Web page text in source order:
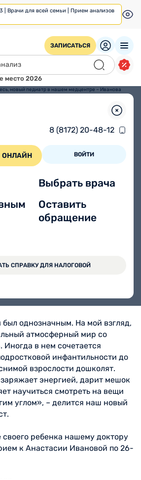
| Врачи для всей семьи | Прием анализов
ЗАПИСАТЬСЯ
место 2026
8 (8172) 20-48-12
ОНЛАЙН ВОЙТИ
Выбрать врача
Оставить
обращение
СПРАВКУ ДЛЯ НАЛОГОВОЙ
новый педиатр в нашем медцентре – Иванова
новый
медцентре
в 2019 году закончила
медицинский
«Педиатрия». Вот
любовью и вниманием
ребенку.
– важная часть работы нашего
Алексеевна также
детской гастроэнтерологии,
и лечении инфекционных
однозначным. На мой взгляд,
атмосферный мир со
в нем сочетается
инфантильности до
взрослости дошколят.
энергией, дарит мешок
научиться смотреть на вещи
углом», – делится наш новый
своего ребенка нашему доктору
к Анастасии Ивановой по 26-